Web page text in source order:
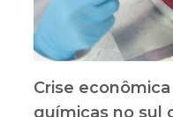
Crise
químicas no sul